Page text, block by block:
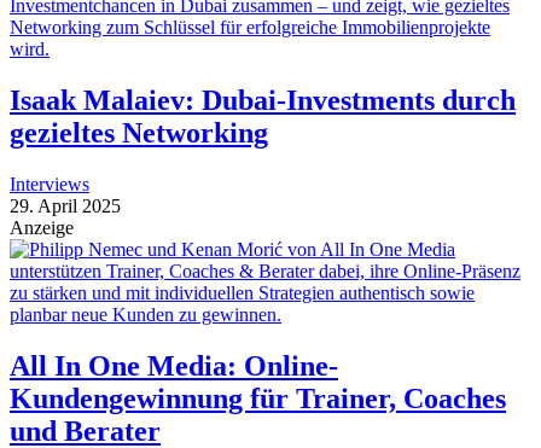
Isaak Malaiev: Dubai-Investments durch
gezieltes Networking
Interviews
29. April 2025
Anzeige
All In One Media: Online-
Kundengewinnung für Trainer, Coaches
und Berater